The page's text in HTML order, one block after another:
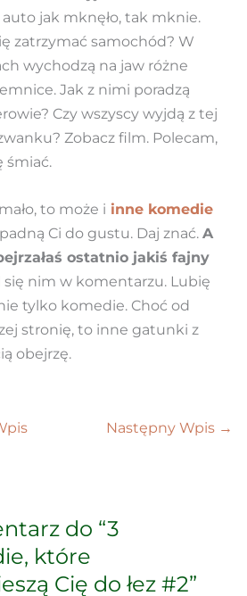
jak mknęło, tak mknie.
zatrzymać samochód? W
wychodzą na jaw różne
Jak z nimi poradzą
Czy wszyscy wyjdą z tej
Zobacz film. Polecam,
śmiać.
to może i inne komedie
Ci do gustu. Daj znać. A
ostatnio jakiś fajny
nim w komentarzu. Lubię
tylko komedie. Choć od
stronię, to inne gatunki z
obejrzę.
Następny Wpis →
do “3
które
Cię do łez #2”